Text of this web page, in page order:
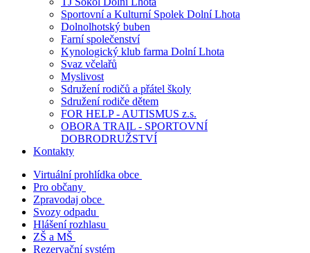
Sportovní a Kulturní Spolek Dolní Lhota
Dolnolhotský buben
Farní společenství
Kynologický klub farma Dolní Lhota
Svaz včelařů
Myslivost
Sdružení rodičů a přátel školy
Sdružení rodiče dětem
FOR HELP - AUTISMUS z.s.
OBORA TRAIL - SPORTOVNÍ
DOBRODRUŽSTVÍ
Kontakty
Virtuální prohlídka obce
Pro občany
Zpravodaj obce
Svozy odpadu
Hlášení rozhlasu
ZŠ a MŠ
Rezervační systém